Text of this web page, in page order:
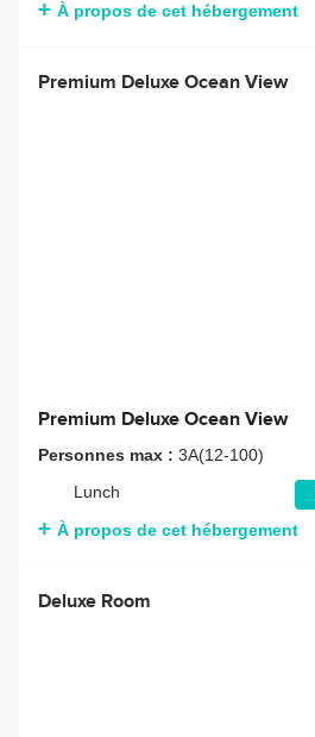
À propos de cet hébergement
Premium Deluxe Ocean View
Premium Deluxe Ocean View
Personnes max : 3A(12-100)
Lunch
À propos de cet hébergement
Deluxe Room